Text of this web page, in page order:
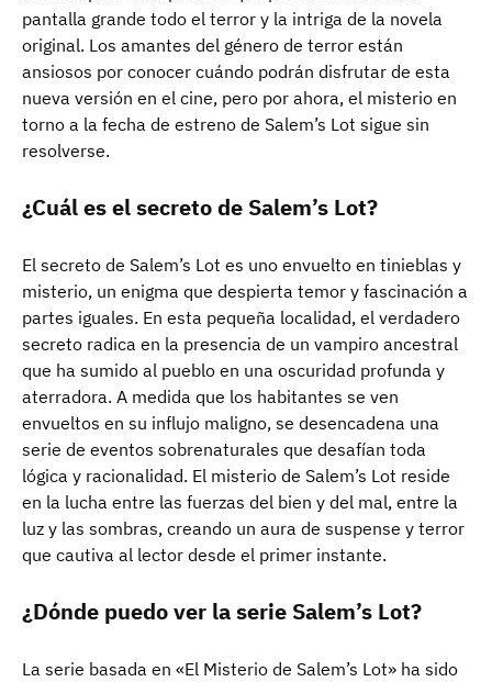
pantalla grande todo el terror y la intriga de la novela
original. Los amantes del género de terror están
ansiosos por conocer cuándo podrán disfrutar de esta
nueva versión en el cine, pero por ahora, el misterio en
torno a la fecha de estreno de Salem’s Lot sigue sin
resolverse.
¿Cuál es el secreto de Salem’s Lot?
El secreto de Salem’s Lot es uno envuelto en tinieblas y
misterio, un enigma que despierta temor y fascinación a
partes iguales. En esta pequeña localidad, el verdadero
secreto radica en la presencia de un vampiro ancestral
que ha sumido al pueblo en una oscuridad profunda y
aterradora. A medida que los habitantes se ven
envueltos en su influjo maligno, se desencadena una
serie de eventos sobrenaturales que desafían toda
lógica y racionalidad. El misterio de Salem’s Lot reside
en la lucha entre las fuerzas del bien y del mal, entre la
luz y las sombras, creando un aura de suspense y terror
que cautiva al lector desde el primer instante.
¿Dónde puedo ver la serie Salem’s Lot?
La serie basada en «El Misterio de Salem’s Lot» ha sido